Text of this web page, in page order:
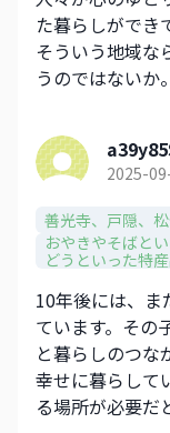
た暮らしができ
そういう地域な
うのではないか。
2025-
善光寺、戸隠、
おやきやそばと
どうといった特
10年後には、ま
ています。その
と暮らしのつな
幸せに暮らして
る場所が必要だ